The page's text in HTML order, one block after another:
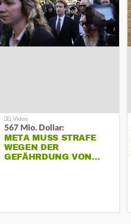
567 Mio. Dollar:
META MUSS STRAFE
WEGEN DER
GEFÄHRDUNG VON…